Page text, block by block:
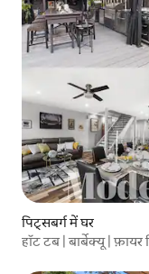
पिट्सबर्ग में घर
हॉट टब | बार्बेक्यू |